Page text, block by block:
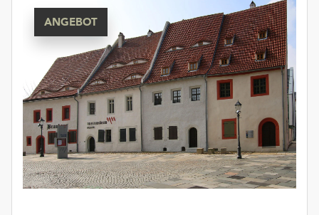
Möchten
verwendeten
Cookies
anpassen,
erreichen
Sie
die
Einstellungen
über
ANGEBOT